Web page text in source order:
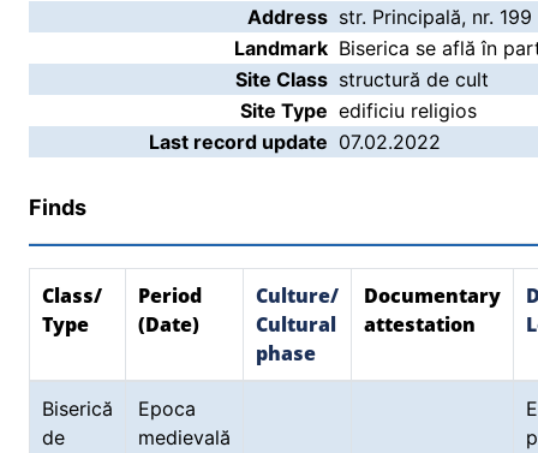
Address str. Principală, nr. 199
Landmark Biserica se află în
Site Class structură de cult
Site Type edificiu religios
Last record update 07.02.2022
Finds
Class/
Type
Period
(Date)
Culture/
Cultural
phase
Documentary
attestation
Biserică
de
Epoca
medievală